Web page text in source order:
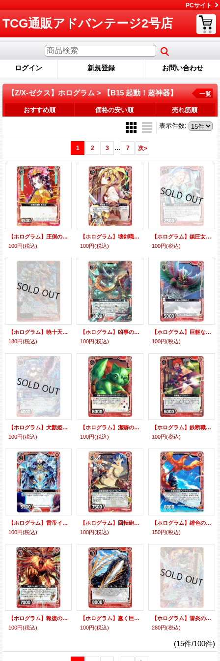
PCサイト
TCG通販アドバンテージ2号店
ログイン 新規登録 お問い合わせ
【Z/X-ゼクス】ホログラム > 【B15 起動！超神器】 一覧
おすすめ順 価格の安い順 売れ筋順
表示件数:
1 2 3 ... 7 次»
【ホログラム】圧倒の権勢 西太后
100円(税込)
【ホログラム】壊剣職人ソードブレイカー
100円(税込)
【ホログラム】鎮圧女王カテリーナ
100円(税込)
【ホログラム】暁十天カリード・カダブ
180円(税込)
【ホログラム】凶事の象蛇グローツラング
100円(税込)
【ホログラム】巨躯なる怪鳥ルフ
100円(税込)
【ホログラム】犬獣姫スキュラ
100円(税込)
【ホログラム】潔癖の碧石モルダバイトラクーン
100円(税込)
【ホログラム】鉄断職人クリッパー
100円(税込)
【ホログラム】雷帝イヴァン
100円(税込)
【ホログラム】回転砲技師ラピッドバレット
100円(税込)
【ホログラム】緋色の海鳥クリードガネット
150円(税込)
【ホログラム】報復の大獅子ウルガルルム
100円(税込)
【ホログラム】蠢く巨岩スモーキーウォーレス
100円(税込)
【ホログラム】雷炎の守護女神アテナ
280円(税込)
(15件/100件)